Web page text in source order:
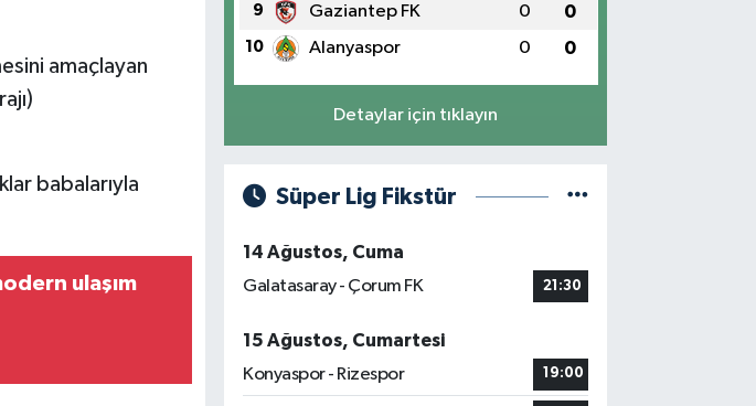
amaçlayan
babalarıyla
ulaşım
9 Gaziantep FK 0 0
10 Alanyaspor 0 0
Detaylar için tıklayın
Süper Lig Fikstür
14 Ağustos, Cuma
Galatasaray - Çorum FK
21:30
15 Ağustos, Cumartesi
Konyaspor - Rizespor
19:00